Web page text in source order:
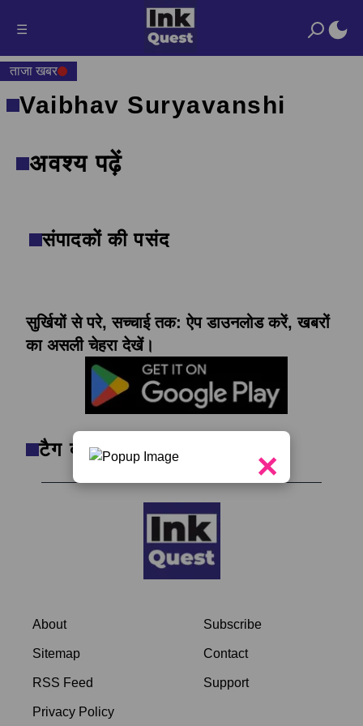
☰
ताजा खबर
×
Vaibhav Suryavanshi
अवश्य पढ़ें
संपादकों की पसंद
सुर्खियों से परे, सच्चाई तक: ऐप डाउनलोड करें, खबरों
का असली चेहरा देखें।
टैग क्लाउड
About
Sitemap
RSS Feed
Privacy Policy
Subscribe
Contact
Support